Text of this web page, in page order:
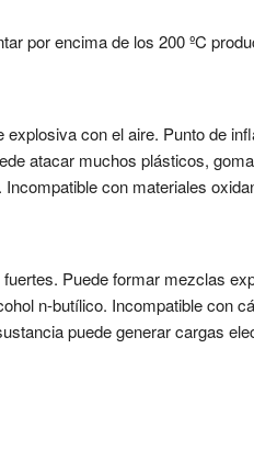
por encima de los 200 ºC
con el aire. Punto de
atacar muchos plásticos,
con materiales
Puede formar mezclas
n-butílico. Incompatible con
puede generar cargas